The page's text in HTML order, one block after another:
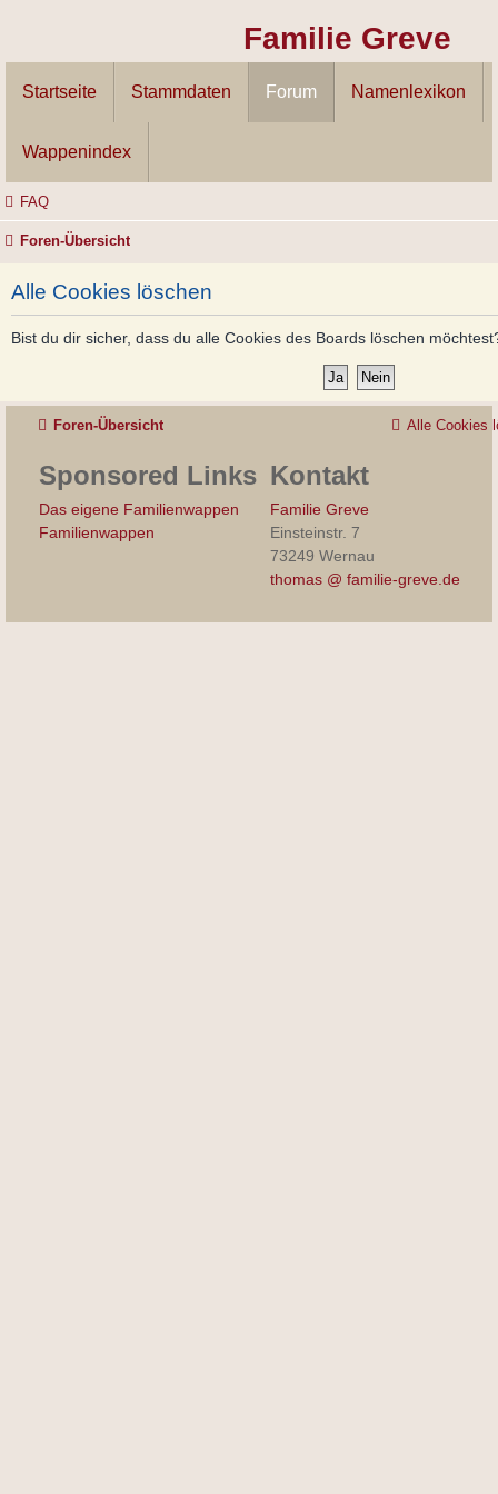
Familie Greve
Startseite Stammdaten Forum Namenlexikon
Wappenindex
FAQ
Foren-Übersicht
Alle Cookies löschen
Bist du dir sicher, dass du alle Cookies des Boards löschen
Foren-Übersicht Alle Cookies
Sponsored Links
Das eigene Familienwappen
Familienwappen
Kontakt
Familie Greve
Einsteinstr. 7
73249 Wernau
thomas @ familie-greve.de